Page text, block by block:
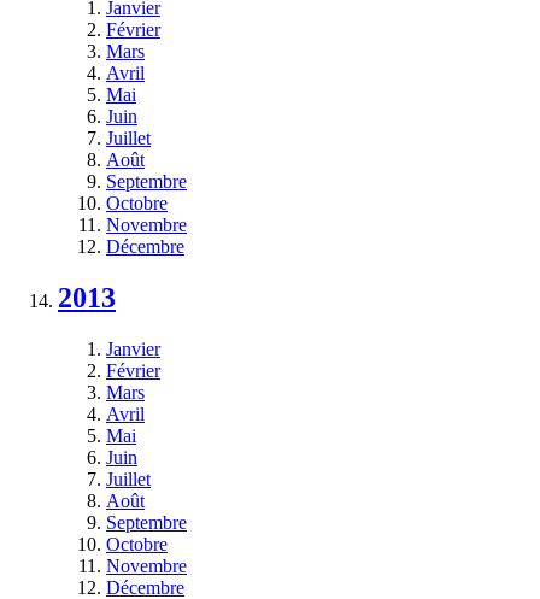
Janvier
Février
Mars
Avril
Mai
Juin
Juillet
Août
Septembre
Octobre
Novembre
Décembre
2013
Janvier
Février
Mars
Avril
Mai
Juin
Juillet
Août
Septembre
Octobre
Novembre
Décembre